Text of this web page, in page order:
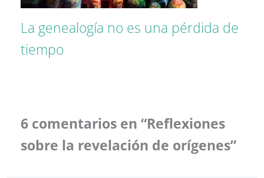
La genealogía no es una pérdida de
tiempo
6 comentarios en “Reflexiones
sobre la revelación de orígenes”